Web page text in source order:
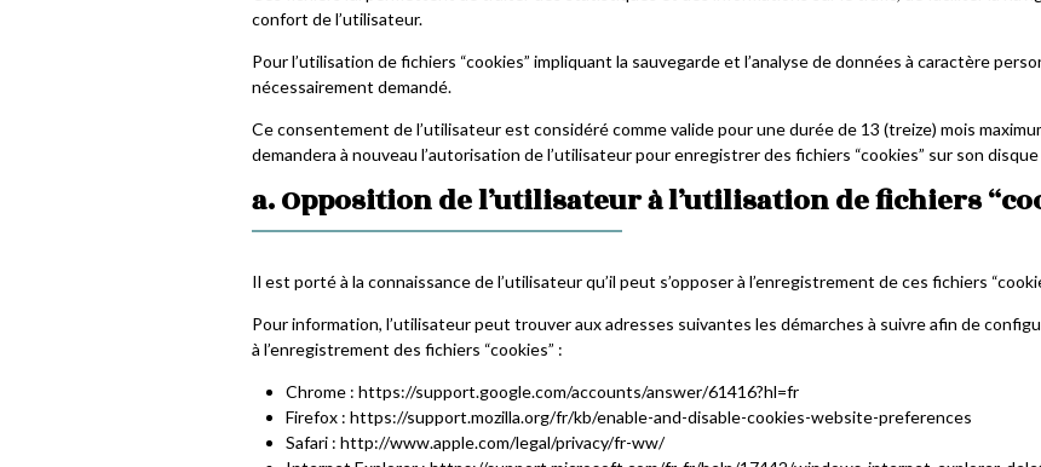
confort de l’utilisateur.
Pour l’utilisation de fichiers “cookies” impliquant la sauvegarde et l’analyse de données à caractère
nécessairement demandé.
Ce consentement de l’utilisateur est considéré comme valide pour une durée de 13 (treize) mois
demandera à nouveau l’autorisation de l’utilisateur pour enregistrer des fichiers “cookies” sur son disque
a. Opposition de l’utilisateur à l’utilisation de fichiers
Il est porté à la connaissance de l’utilisateur qu’il peut s’opposer à l’enregistrement de ces fichiers
Pour information, l’utilisateur peut trouver aux adresses suivantes les démarches à suivre afin de
à l’enregistrement des fichiers “cookies” :
Chrome : https://support.google.com/accounts/answer/61416?hl=fr
Firefox : https://support.mozilla.org/fr/kb/enable-and-disable-cookies-website-preferences
Safari : http://www.apple.com/legal/privacy/fr-ww/